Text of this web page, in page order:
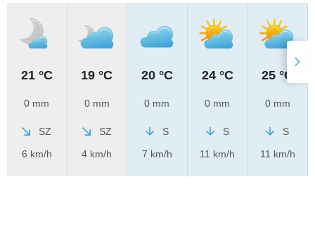
21 °C
0 mm
SZ
6 km/h
19 °C
0 mm
SZ
4 km/h
20 °C
0 mm
S
7 km/h
24 °C
0 mm
S
11 km/h
25 °C
0 mm
S
11 km/h